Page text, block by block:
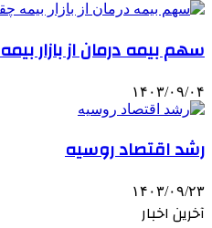
سهم بیمه درمان از بازار
۱۴۰۳/۰۹/۰۴
رشد اقتصاد روسیه
۱۴۰۳/۰۹/۲۳
آخرین اخبار